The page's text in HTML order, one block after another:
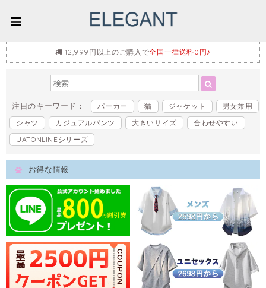
12,999円以上のご購入で全国一律送料0円♪
注目のキーワード： パーカー 猫 ジャケット
男女兼用
シャツ
カジュアルパンツ 大きいサイズ
合わせやすい
UATONLINEシリーズ
お得な情報